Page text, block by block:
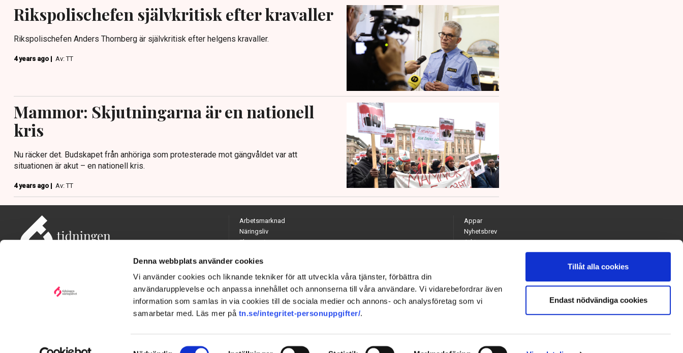
Denna webbplats använder cookies
Vi använder cookies och liknande tekniker för att utveckla våra tjänster, förbättra din
användarupplevelse och anpassa innehållet och annonserna till våra användare. Vi vidarebefordrar även
information som samlas in via cookies till de sociala medier och annons- och analysföretag som vi
samarbetar med. Läs mer på tn.se/integritet-personuppgifter/.
Samtyckesval
Tillåt alla cookies
Endast nödvändiga cookies
Rikspolischefen självkritisk efter kravaller
Rikspolischefen Anders Thornberg är självkritisk efter helgens kravaller.
4 years ago | Av: TT
Mammor: Skjutningarna är en nationell
kris
Nu räcker det. Budskapet från anhöriga som protesterade mot gängvåldet var att
situationen är akut – en nationell kris.
4 years ago | Av: TT
Adress: Tidningen Näringslivet, 114 82 Stockholm
Besöksadress: Storgatan 19, Stockholm
Arbetsmarknad
Näringsliv
Ekonomi
Opinion
Hållbarhet
Utrikes
Quiz
Appar
Nyhetsbrev
Arkiv
Kontakta redaktionen
Chefredaktör och ansvarig utgivare: